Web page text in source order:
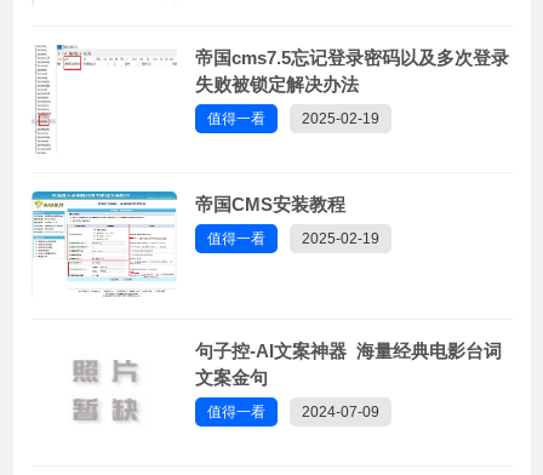
帝国cms7.5忘记登录密码以及多次登录
失败被锁定解决办法
值得一看 2025-02-19
帝国CMS安装教程
值得一看 2025-02-19
句子控-AI文案神器 海量经典电影台词
文案金句
值得一看 2024-07-09